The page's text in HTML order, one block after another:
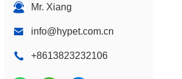
Mr. Xiang
info@hypet.com.cn
+8613823232106